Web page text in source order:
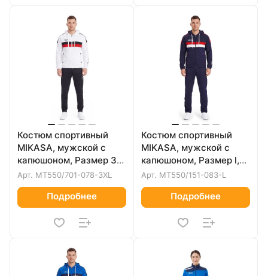
Костюм спортивный
MIKASA, мужской с
капюшоном, Размер 3xl,
Цвет Белый/черный
Арт. MT550/701-078-3XL
Подробнее
Костюм спортивный
MIKASA, мужской с
капюшоном, Размер l,
Цвет Темно-синий
Арт. MT550/151-083-L
Подробнее